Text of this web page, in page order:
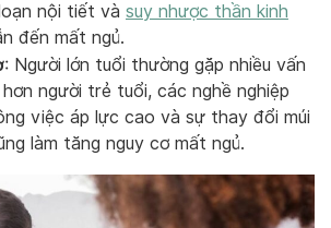
nội tiết và suy nhược thần kinh
đến mất ngủ.
: Người lớn tuổi thường gặp nhiều vấn
người trẻ tuổi, các nghề nghiệp
việc áp lực cao và sự thay đổi múi
làm tăng nguy cơ mất ngủ.